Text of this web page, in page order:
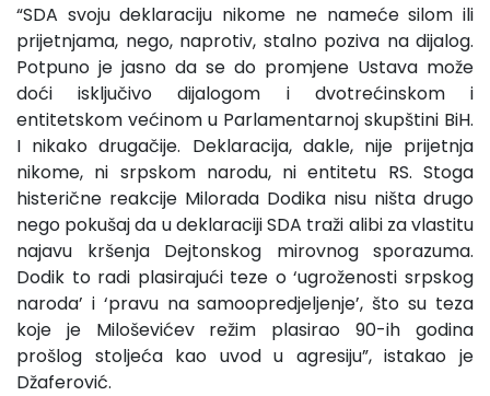
“SDA svoju deklaraciju nikome ne nameće silom ili
prijetnjama, nego, naprotiv, stalno poziva na dijalog.
Potpuno je jasno da se do promjene Ustava može
doći isključivo dijalogom i dvotrećinskom i
entitetskom većinom u Parlamentarnoj skupštini BiH.
I nikako drugačije. Deklaracija, dakle, nije prijetnja
nikome, ni srpskom narodu, ni entitetu RS. Stoga
histerične reakcije Milorada Dodika nisu ništa drugo
nego pokušaj da u deklaraciji SDA traži alibi za vlastitu
najavu kršenja Dejtonskog mirovnog sporazuma.
Dodik to radi plasirajući teze o ‘ugroženosti srpskog
naroda’ i ‘pravu na samoopredjeljenje’, što su teza
koje je Miloševićev režim plasirao 90-ih godina
prošlog stoljeća kao uvod u agresiju”, istakao je
Džaferović.